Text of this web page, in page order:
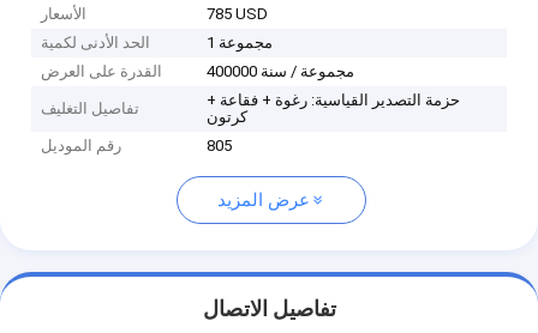
الأسعار
785 USD
الحد الأدنى لكمية
1 مجموعة
القدرة على العرض
400000 مجموعة / سنة
تفاصيل التغليف
حزمة التصدير القياسية: رغوة + فقاعة +
كرتون
رقم الموديل
805
عرض المزيد
تفاصيل الاتصال